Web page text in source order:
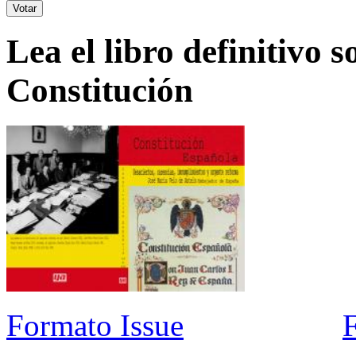
Lea el libro definitivo
Constitución
Formato Issue